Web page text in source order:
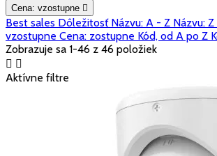
Cena: vzostupne 
Best sales Dôležitosť Názvu: A - Z Názvu:
vzostupne Cena: zostupne Kód, od A po Z
Zobrazuje sa 1-46 z 46 položiek
 
Aktívne filtre